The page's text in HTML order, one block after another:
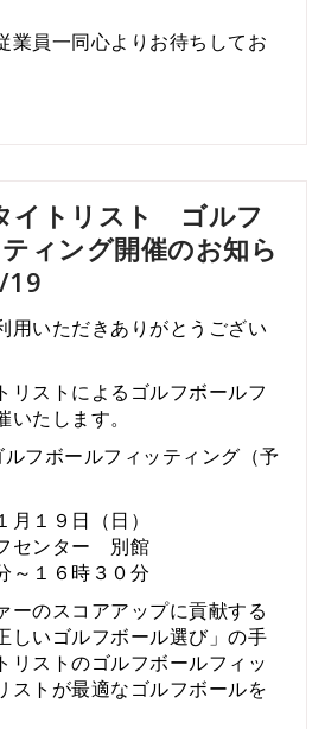
業員一同心よりお待ちしてお
イトリスト ゴルフ
ィング開催のお知ら
用いただきありがとうござい
リストによるゴルフボールフ
たします。
フボールフィッティング（予
１９日（日）
センター 別館
～１６時３０分
ーのスコアアップに貢献する
しいゴルフボール選び」の手
リストのゴルフボールフィッ
ストが最適なゴルフボールを